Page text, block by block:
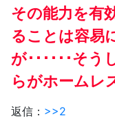
その能力を有
ることは容易
が･･････そう
らがホームレ
返信： >>2